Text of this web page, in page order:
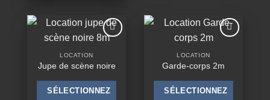
wishlist
LOCATION
Jupe de scène noire
SÉLECTIONNEZ
wishlist
LOCATION
Garde-corps 2m
SÉLECTIONNEZ